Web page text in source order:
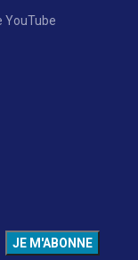
YouTube